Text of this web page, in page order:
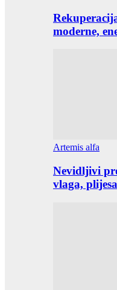
moderne,
Artemis alfa
Nevidljivi
vlaga,